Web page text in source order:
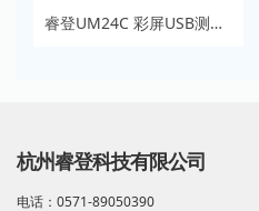
睿登UM24C 彩屏USB测试仪
杭州睿登科技有限公司
电话：0571-89050390